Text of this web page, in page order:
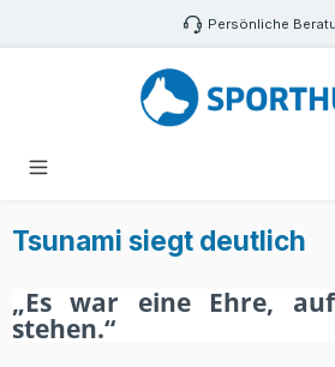
Zum Hauptinhalt springen Persönliche
Tsunami siegt deutlich
„Es war eine Ehre,
stehen.“